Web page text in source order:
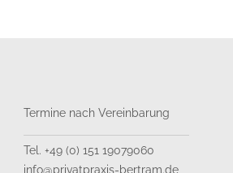
Termine nach Vereinbarung
Tel. +49 (0) 151 19079060
info@privatpraxis-bertram.de